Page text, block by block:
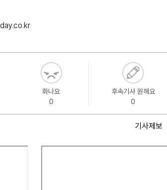
화나요
0
후속기사 원해요
0
기사제보